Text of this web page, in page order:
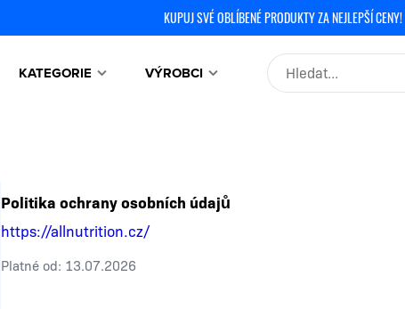
KUPUJ SVÉ OBLÍBENÉ PRODUKTY ZA NEJLEPŠÍ CENY!
KATEGORIE VÝROBCI
Politika ochrany osobních údajů
https://allnutrition.cz/
Platné od: 13.07.2026